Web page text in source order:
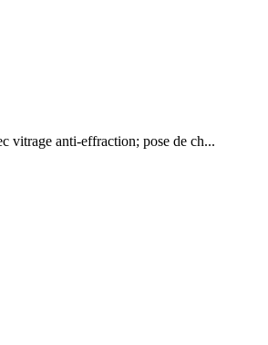
vitrage anti-effraction; pose de ch...